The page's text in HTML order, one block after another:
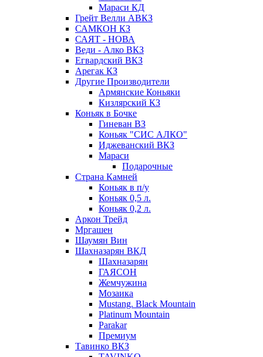
Мараси КД
Грейт Велли АВКЗ
САМКОН КЗ
САЯТ - НОВА
Веди - Алко ВКЗ
Егвардский ВКЗ
Арегак КЗ
Другие Производители
Армянские Коньяки
Кизлярский КЗ
Коньяк в Бочке
Гиневан ВЗ
Коньяк "СИС АЛКО"
Иджеванский ВКЗ
Мараси
Подарочные
Страна Камней
Коньяк в п/у
Коньяк 0,5 л.
Коньяк 0,2 л.
Аркон Трейд
Мргашен
Шаумян Вин
Шахназарян ВКД
Шахназарян
ГАЯСОН
Жемчужина
Мозаика
Mustang. Black Mountain
Platinum Mountain
Parakar
Премиум
Тавинко ВКЗ